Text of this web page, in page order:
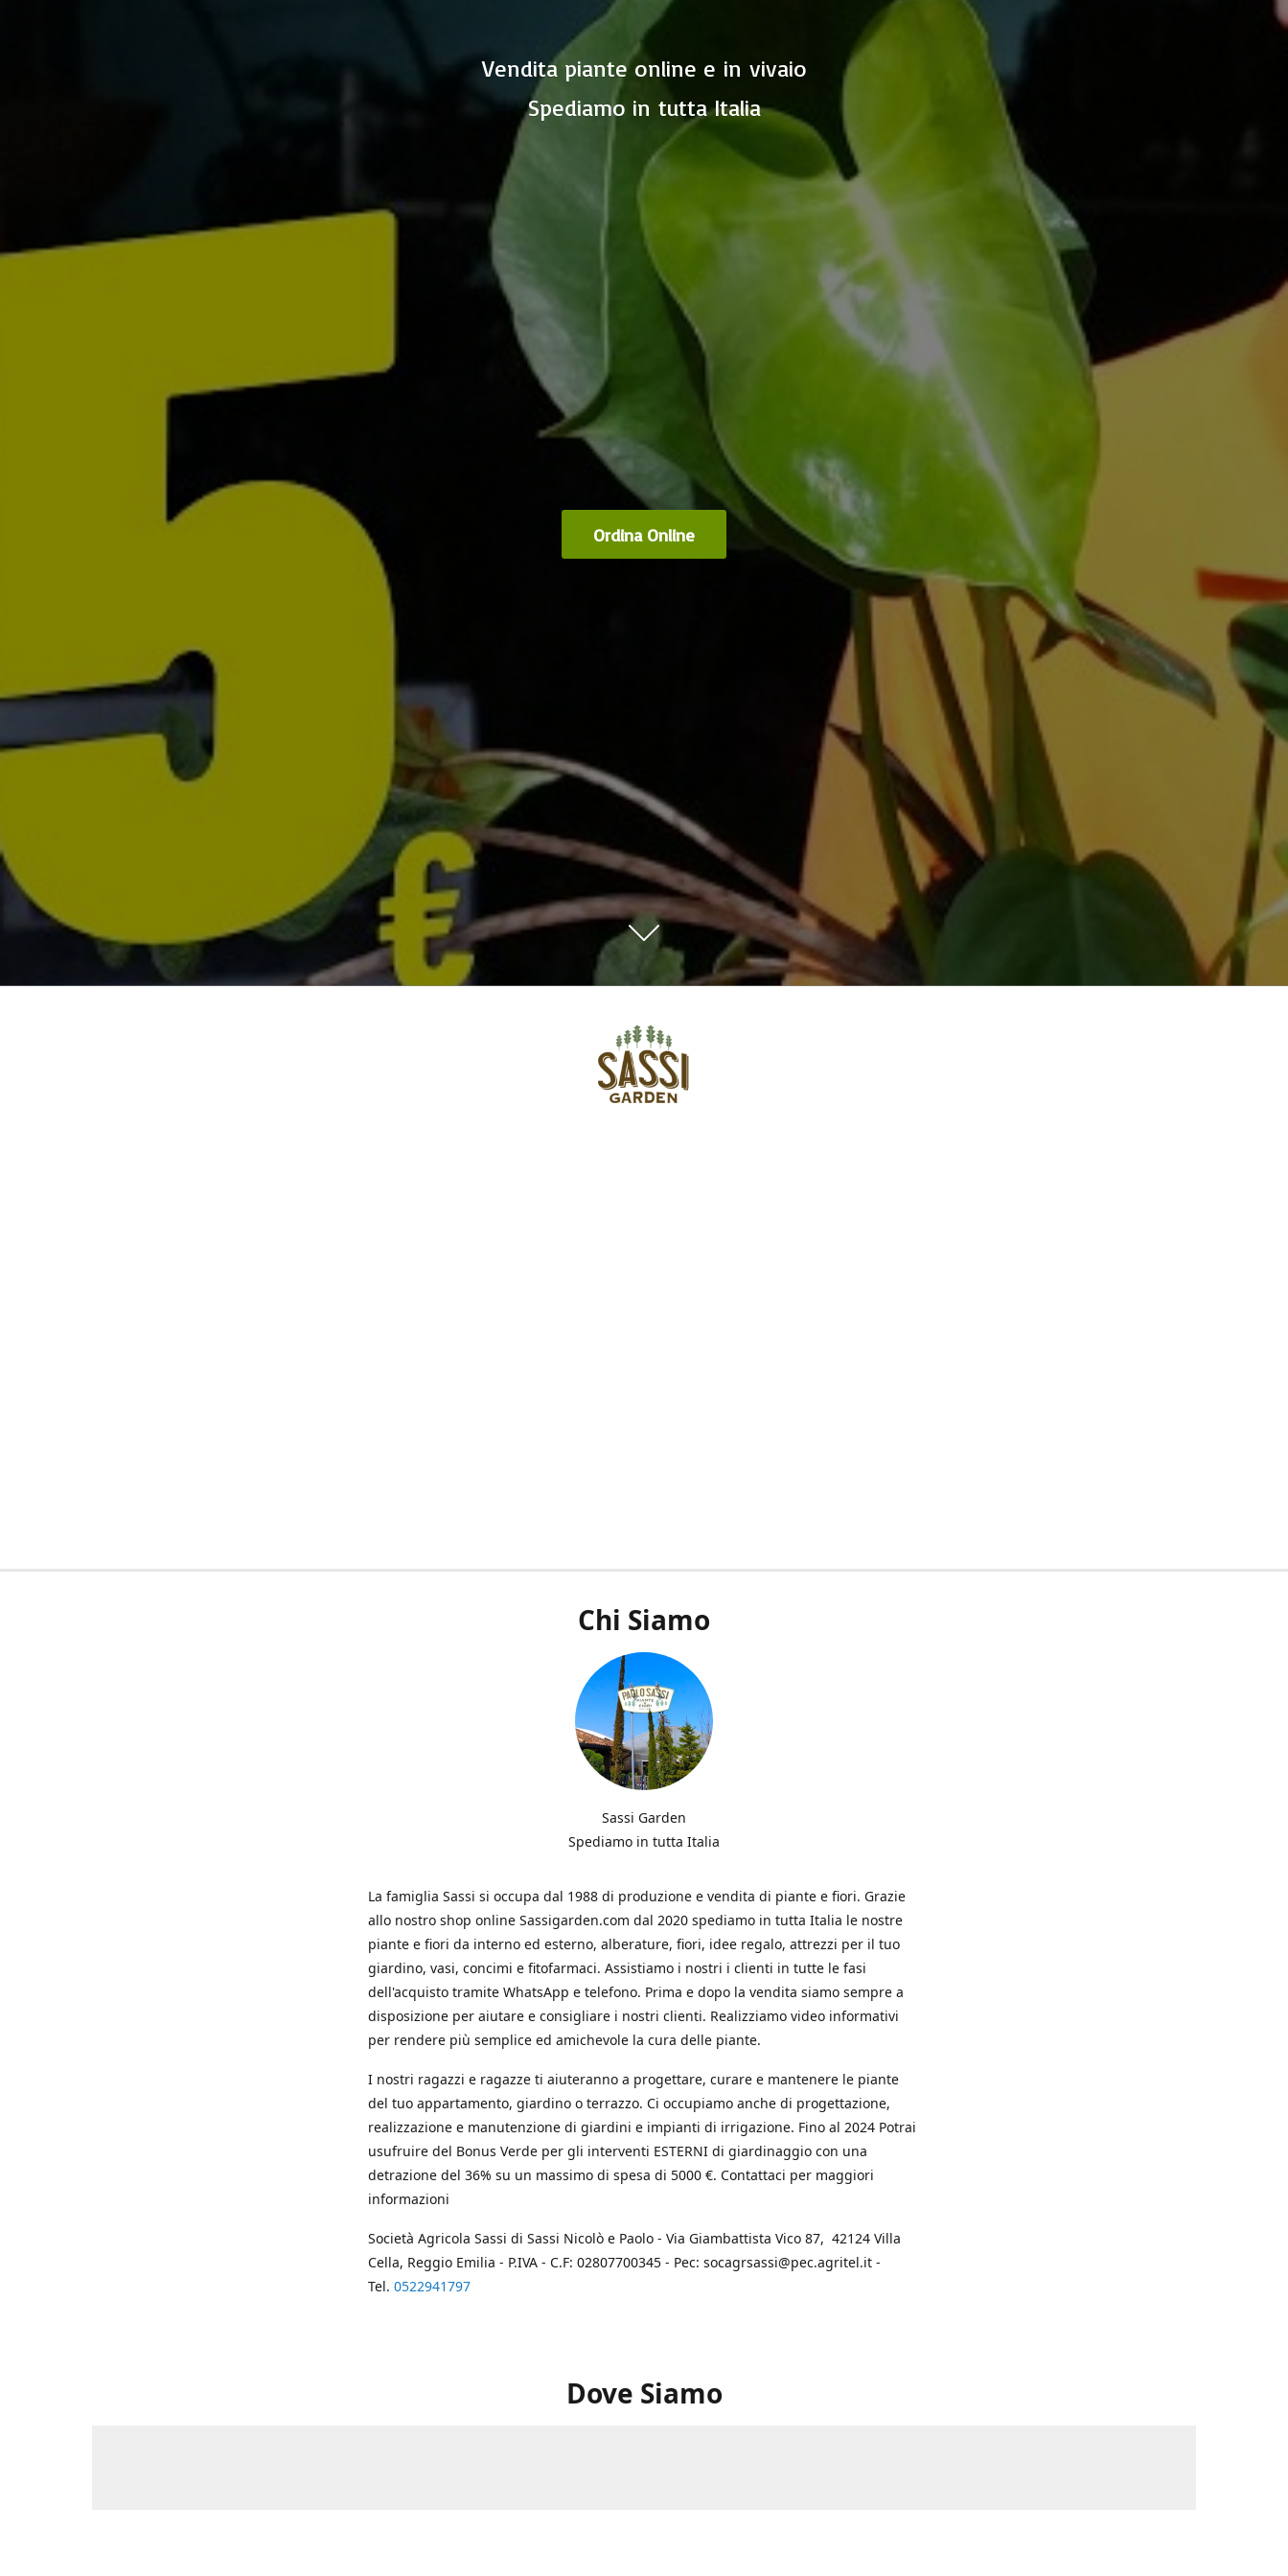
Vendita piante online e in vivaio
Spediamo in tutta Italia
Ordina Online
Chi Siamo
Sassi Garden
Spediamo in tutta Italia
La famiglia Sassi si occupa dal 1988 di produzione e vendita di piante e fiori. Grazie
allo nostro shop online Sassigarden.com dal 2020 spediamo in tutta Italia le nostre
piante e fiori da interno ed esterno, alberature, fiori, idee regalo, attrezzi per il tuo
giardino, vasi, concimi e fitofarmaci. Assistiamo i nostri i clienti in tutte le fasi
dell'acquisto tramite WhatsApp e telefono. Prima e dopo la vendita siamo sempre a
disposizione per aiutare e consigliare i nostri clienti. Realizziamo video informativi
per rendere più semplice ed amichevole la cura delle piante.
I nostri ragazzi e ragazze ti aiuteranno a progettare, curare e mantenere le piante
del tuo appartamento, giardino o terrazzo. Ci occupiamo anche di progettazione,
realizzazione e manutenzione di giardini e impianti di irrigazione. Fino al 2024 Potrai
usufruire del Bonus Verde per gli interventi ESTERNI di giardinaggio con una
detrazione del 36% su un massimo di spesa di 5000 €. Contattaci per maggiori
informazioni
Società Agricola Sassi di Sassi Nicolò e Paolo - Via Giambattista Vico 87, 42124 Villa
Cella, Reggio Emilia - P.IVA - C.F: 02807700345 - Pec: socagrsassi@pec.agritel.it -
Tel. 0522941797
Dove Siamo